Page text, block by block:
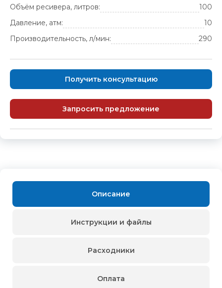
Объём ресивера, литров:
100
Давление, атм:
10
Производительность, л/мин:
290
Получить консультацию
Запросить предложение
Описание
Инструкции и файлы
Расходники
Оплата